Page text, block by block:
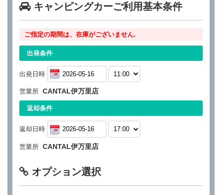
キャンピングカーご利用基本条件
ご指定の期間は、在庫がございません.
出発条件
出発日時
営業所 CANTAL伊万里店
返却条件
返却日時
営業所 CANTAL伊万里店
オプション選択